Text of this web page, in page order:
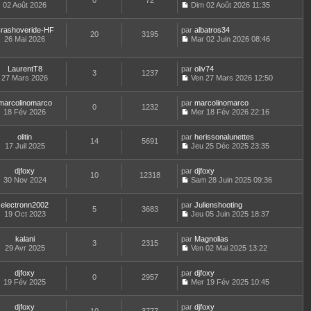
d
e
r
n
m
e
s
s
a
e
r
l
e
e
r
n
e
r
m
s
a
02 Août 2026
o
n
s
l
t
e
l
e
d
n
m
e
s
a
g
e
Dim 02 Août 2026 11:35
HF
26 Mai 2026
20 3195 par albatros34
s
u
l
t
e
l
e
d
n
m
e
s
a
e
Mar 02 Juin 2026 08:46
LaurentT8
27 Mars 2026
3 1237 par oliv74
o
n
s
t
e
e
d
e
r
n
e
r
m
s
a
Ven 27 Mars 2026 12:50
18 Fév 2026
0 1232 par marcolinomarco
o
n
s
t
e
e
d
e
r
n
e
r
m
s
Mer 18 Fév 2026 22:16
olitin
17 Juil 2025
14 5691 par herissonalunettes
o
n
s
t
e
e
d
e
r
n
e
r
Jeu 25 Déc 2025 23:35
djfoxy
30 Nov 2024
10 12318 par djfoxy
o
n
s
t
e
e
d
e
r
Sam 28 Juin 2025 09:36
electronn2002
19 Oct 2023
5 3683 par Julienshooting
o
n
s
t
e
Jeu 05 Juin 2025 18:37
kalani
29 Avr 2025
3 2315 par Magnolias
o
n
s
t
Ven 02 Mai 2025 13:22
djfoxy
19 Fév 2025
0 2957 par djfoxy
o
n
Mer 19 Fév 2025 10:45
djfoxy par djfoxy